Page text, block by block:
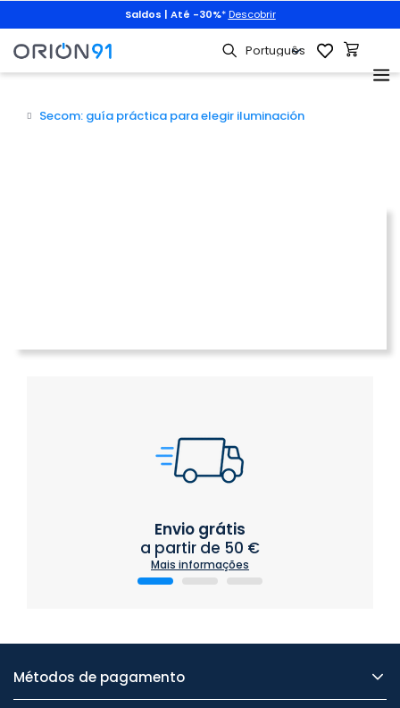
Saldos | Até -30%* Descobrir
Secom: guía práctica para elegir iluminación
Envio grátis
a partir de 50 €
Mais informações
Métodos de pagamento